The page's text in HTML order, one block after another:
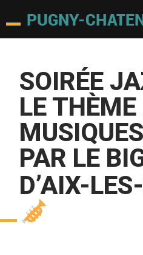
SOIRÉE
LE THÈME
PAR LE
D’AIX-